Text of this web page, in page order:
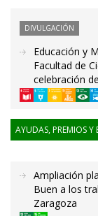
DIVULGACIÓN
Educación y
Facultad de
celebración
AYUDAS, PREMIOS Y
Ampliación
Buen a los
Zaragoza